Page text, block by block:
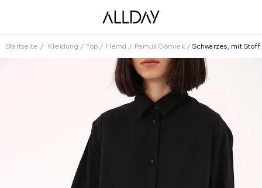
Startseite Kleidung Top Hemd Pamuk Gömlek Schwarzes, mit